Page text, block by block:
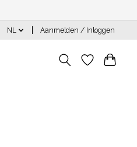
NL Aanmelden / Inloggen